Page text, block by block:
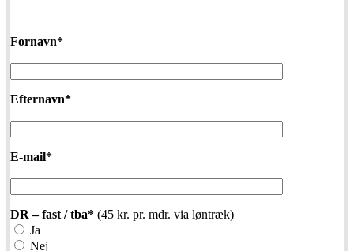
Fornavn*
Efternavn*
E-mail*
DR – fast / tba* (45 kr. pr. mdr. via løntræk)
Ja
Nej